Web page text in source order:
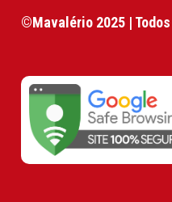
©Mavalério 2025 |